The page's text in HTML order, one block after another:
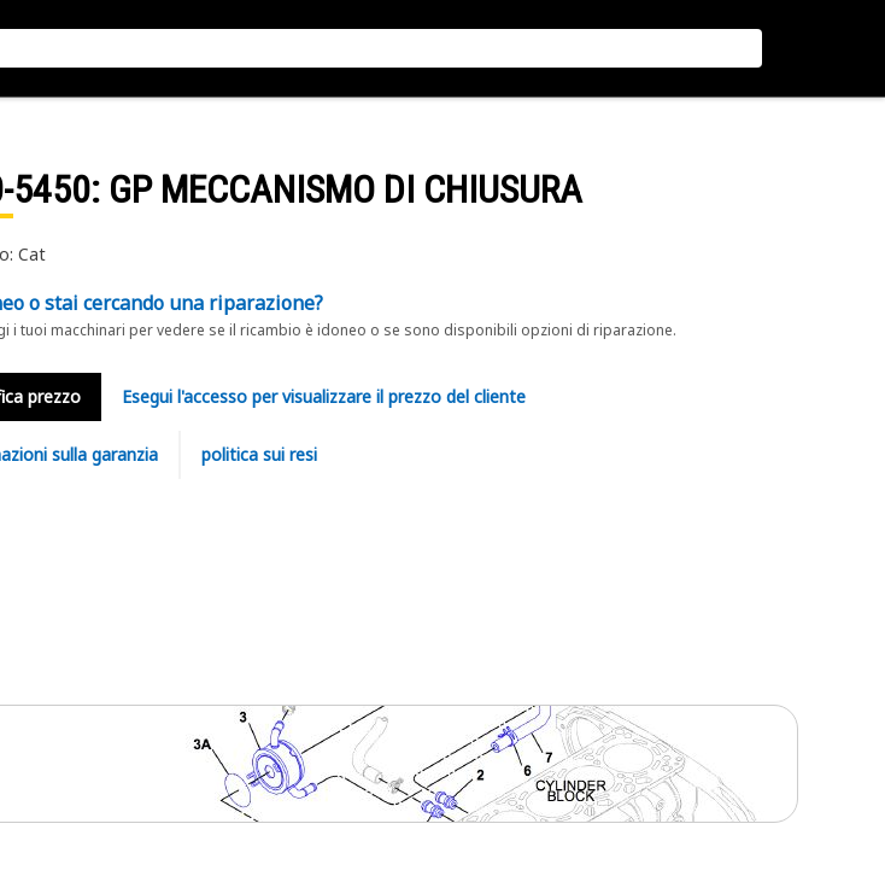
5450: GP MECCANISMO DI CHIUSURA
Cat
o stai cercando una riparazione?
i tuoi macchinari per vedere se il ricambio è idoneo o se sono disponibili opzioni di riparazione.
prezzo Esegui l'accesso per visualizzare il prezzo del cliente
sulla garanzia politica sui resi